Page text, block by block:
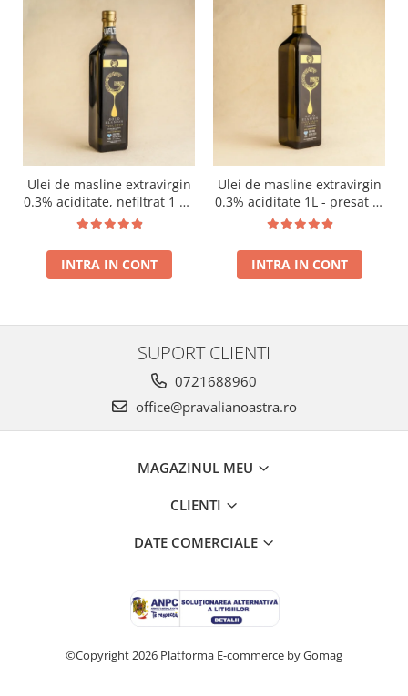
Ulei de masline extravirgin
0.3% aciditate, nefiltrat 1 L -
presat la rece RECOLTA
INTRA IN CONT
Ulei de masline extravirgin
0.3% aciditate 1L - presat la
rece RECOLTA NOUA
INTRA IN CONT
SUPORT CLIENTI
0721688960
office@pravalianoastra.ro
MAGAZINUL MEU
CLIENTI
DATE COMERCIALE
©Copyright 2026 Platforma E-commerce by Gomag